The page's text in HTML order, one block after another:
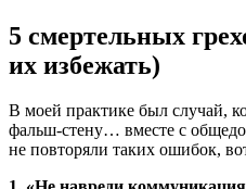
5 смертельных
их избежать)
В моей практике был случай,
фальш-стену… вместе с
не повторяли таких ошибок,